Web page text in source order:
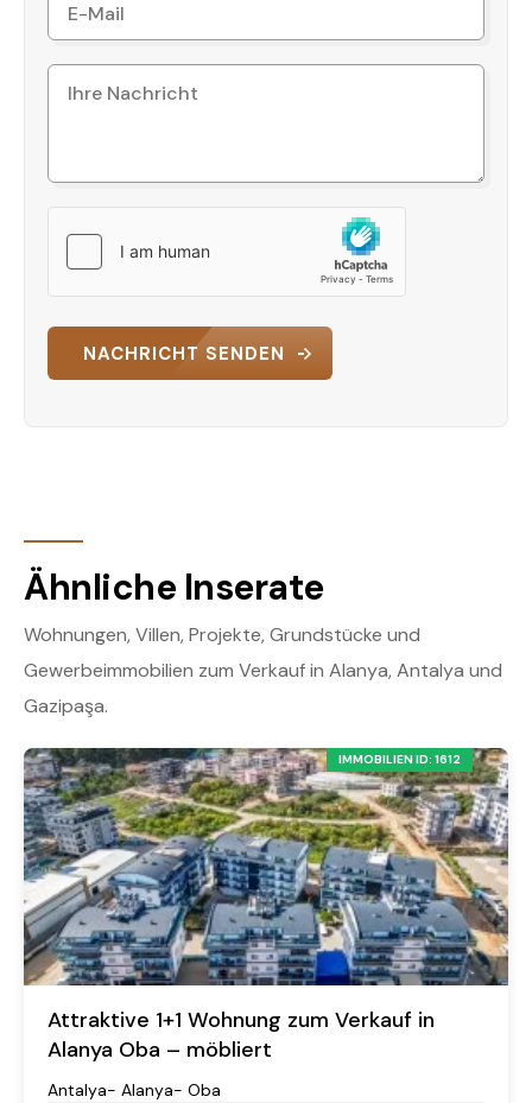
Verpassen Sie nicht diese einmalige Gelegenheit!
Besichtigungstermin zu vereinbaren und mehr
über diese Traumwohnung zu erfahren.
NACHRICHT SENDEN
Ähnliche Inserate
Wohnungen, Villen, Projekte, Grundstücke und
Gewerbeimmobilien zum Verkauf in Alanya, Antalya und
Gazipaşa.
IMMOBILIEN ID: 1612
Attraktive 1+1 Wohnung zum Verkauf in
Alanya Oba – möbliert
Antalya- Alanya- Oba